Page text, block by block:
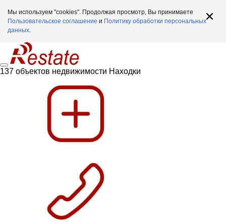
Мы используем "cookies". Продолжая просмотр, Вы принимаете
Пользовательское соглашение и Политику обработки персональных
данных.
137 объектов недвижимости Находки